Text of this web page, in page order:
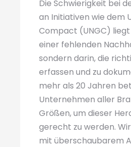
Die Schwierigkeit bei
an Initiativen wie dem
Compact (UNGC)
einer fehlenden
sondern darin, die
erfassen und zu
mehr als 20 Jahren
Unternehmen aller
Größen, um dieser
gerecht zu werden.
mit überschaubarem